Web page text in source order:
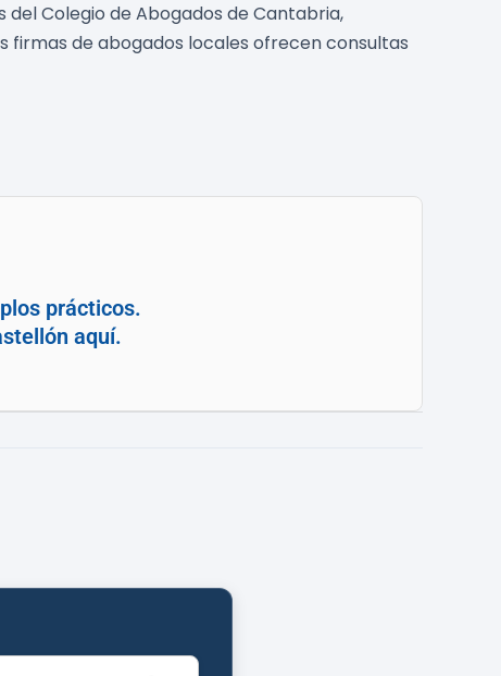
Colegio de Abogados de Cantabria,
firmas de abogados locales ofrecen consultas
prácticos.
aquí.